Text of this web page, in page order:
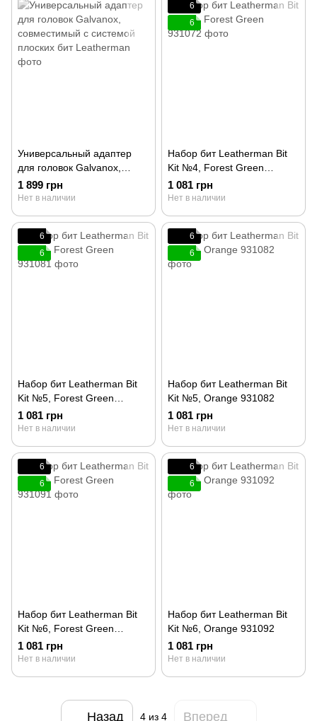
Универсальный адаптер
для головок Galvanox,
совместимый с системой
плоских бит Leatherman
1 899 грн
Нет в наличии
6
6
Набор бит Leatherman Bit
Kit №4, Forest Green
931072
1 081 грн
Нет в наличии
6
6
Набор бит Leatherman Bit
Kit №5, Forest Green
931081
1 081 грн
Нет в наличии
6
6
Набор бит Leatherman Bit
Kit №5, Orange 931082
1 081 грн
Нет в наличии
6
6
Набор бит Leatherman Bit
Kit №6, Forest Green
931091
1 081 грн
Нет в наличии
6
6
Набор бит Leatherman Bit
Kit №6, Orange 931092
1 081 грн
Нет в наличии
Назад 4из 4 Вперед